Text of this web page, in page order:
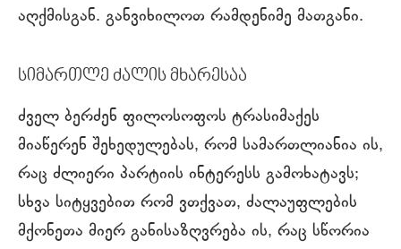
აღქმისგან. განვიხილოთ რამდენიმე მათგანი.
სიმართლე ძალის მხარესაა
ძველ ბერძენ ფილოსოფოს ტრასიმაქეს
მიაწერენ შეხედულებას, რომ სამართლიანია ის,
რაც ძლიერი პარტიის ინტერესს გამოხატავს;
სხვა სიტყვებით რომ ვთქვათ, ძალაუფლების
მქონეთა მიერ განისაზღვრება ის, რაც სწორია